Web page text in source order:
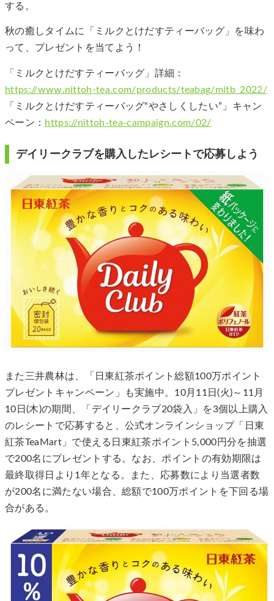
する。
秋の癒しタイムに「ミルクとけだすティーバッグ」を味わ
って、プレゼントを当てよう！
「ミルクとけだすティーバッグ」詳細：
https://www.nittoh-tea.com/products/teabag/mitb_2022/
「ミルクとけだすティーバッグ“やさしくしたい”」キャン
ペーン： https://nittoh-tea-campaign.com/02/
デイリークラブを購入したレシートで応募しよう
また三井農林は、「日東紅茶ポイント総額100万ポイント
プレゼントキャンペーン」も実施中。10月11日(火)～11月
10日(木)の期間、「デイリークラブ20袋入」を3個以上購入
のレシートで応募すると、公式オンラインショップ「日東
紅茶TeaMart」で使える日東紅茶ポイント5,000円分を抽選
で200名にプレゼントする。なお、ポイントの有効期限は
最終取得日より1年となる。また、応募数により当選者数
が200名に満たない場合、総額で100万ポイントを下回る場
合がある。